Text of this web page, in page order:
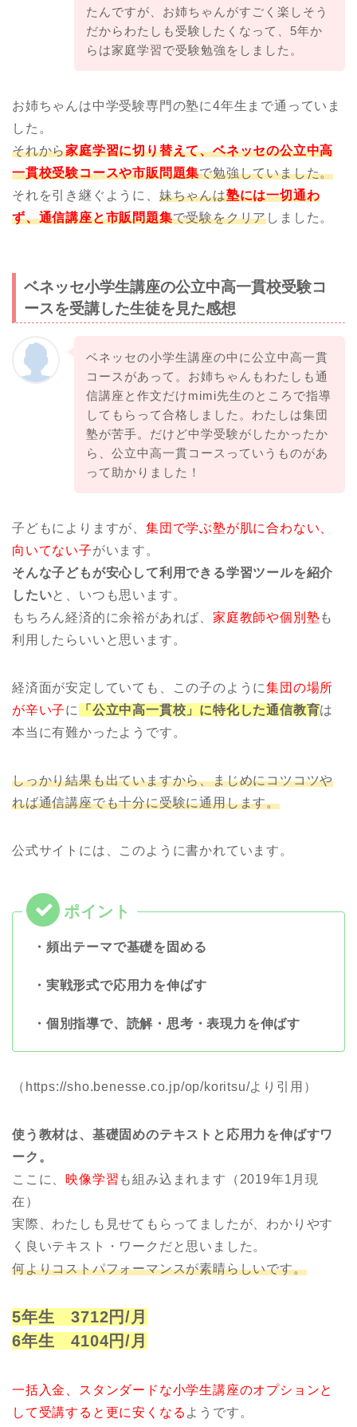
たんですが、お姉ちゃんがすごく楽しそう
だからわたしも受験したくなって、5年か
らは家庭学習で受験勉強をしました。
お姉ちゃんは中学受験専門の塾に4年生まで通っていま
した。
それから家庭学習に切り替えて、ベネッセの公立中高
一貫校受験コースや市販問題集で勉強していました。
それを引き継ぐように、 妹ちゃんは塾には一切通わ
ず、通信講座と市販問題集で受験をクリアしました。
ベネッセ小学生講座の公立中高一貫校受験コ
ースを受講した生徒を見た感想
ベネッセの小学生講座の中に公立中高一貫
コースがあって。お姉ちゃんもわたしも通
信講座と作文だけmimi先生のところで指導
してもらって合格しました。わたしは集団
塾が苦手。だけど中学受験がしたかったか
ら、公立中高一貫コースっていうものがあ
って助かりました！
子どもによりますが、集団で学ぶ塾が肌に合わない、
向いてない子がいます。
そんな子どもが安心して利用できる学習ツールを紹介
したいと、いつも思います。
もちろん経済的に余裕があれば、 家庭教師や個別塾も
利用したらいいと思います。
経済面が安定していても、この子のように集団の場所
が辛い子に 「公立中高一貫校」に特化した通信教育は
本当に有難かったようです。
しっかり結果も出ていますから、まじめにコツコツや
れば通信講座でも十分に受験に通用します。
公式サイトには、このように書かれています。
・頻出テーマで基礎を固める
・実戦形式で応用力を伸ばす
・個別指導で、読解・思考・表現力を伸ばす
（https://sho.benesse.co.jp/op/koritsu/より引用）
使う教材は、基礎固めのテキストと応用力を伸ばすワ
ーク。
ここに、 映像学習 も組み込まれます（2019年1月現
在）
実際、わたしも見せてもらってましたが、わかりやす
く良いテキスト・ワークだと思いました。
何よりコストパフォーマンスが素晴らしいです。
5年生 3712円/月
6年生 4104円/月
一括入金、スタンダードな小学生講座のオプションと
して受講すると更に安くなる ようです。